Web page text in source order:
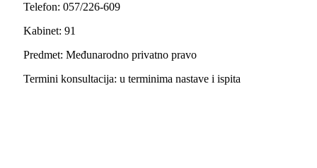
Telefon: 057/226-609
Kabinet: 91
Predmet: Međunarodno privatno pravo
Termini konsultacija: u terminima nastave i ispita